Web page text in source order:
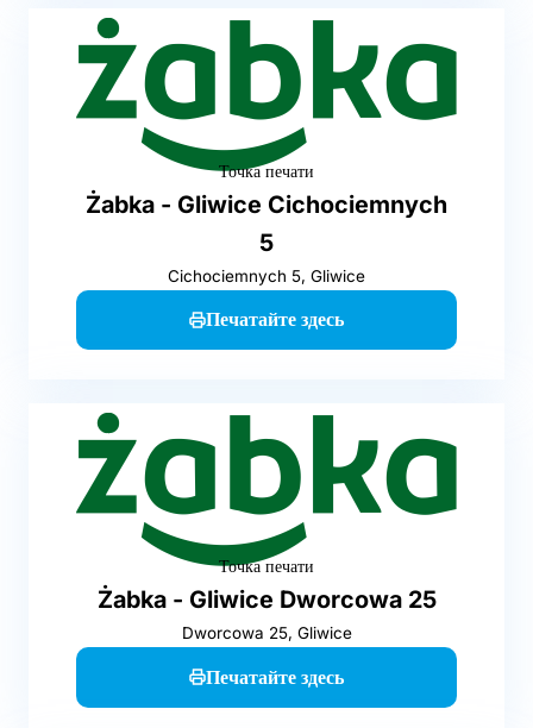
Точка печати
Żabka - Gliwice Cichociemnych
5
Cichociemnych 5, Gliwice
Печатайте здесь
Точка печати
Żabka - Gliwice Dworcowa 25
Dworcowa 25, Gliwice
Печатайте здесь